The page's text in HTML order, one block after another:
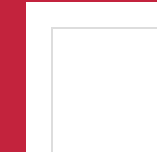
Back